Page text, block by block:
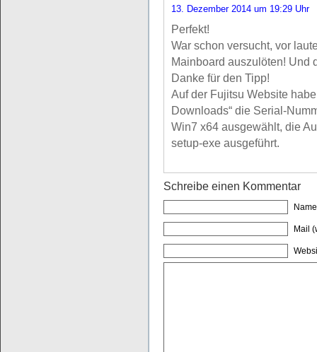
13. Dezember 2014 um 19:29 Uhr
Perfekt!
War schon versucht, vor
Mainboard auszulöten! Und
Danke für den Tipp!
Auf der Fujitsu Website
Downloads“ die Serial-
Win7 x64 ausgewählt, die
setup-exe ausgeführt.
Schreibe einen Kommentar
Mail